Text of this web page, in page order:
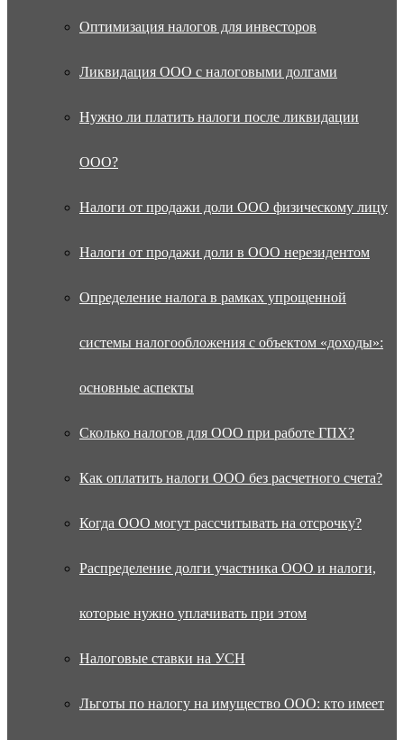
Оптимизация налогов для инвесторов
Ликвидация ООО с налоговыми долгами
Нужно ли платить налоги после ликвидации
ООО?
Налоги от продажи доли ООО физическому лицу
Налоги от продажи доли в ООО нерезидентом
Определение налога в рамках упрощенной
системы налогообложения с объектом «доходы»:
основные аспекты
Сколько налогов для ООО при работе ГПХ?
Как оплатить налоги ООО без расчетного счета?
Когда ООО могут рассчитывать на отсрочку?
Распределение долги участника ООО и налоги,
которые нужно уплачивать при этом
Налоговые ставки на УСН
Льготы по налогу на имущество ООО: кто имеет